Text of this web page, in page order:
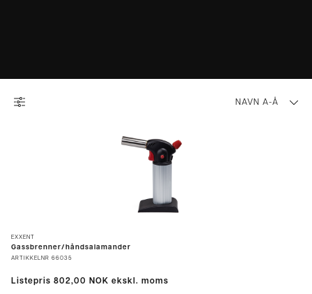
NAVN A-Å
EXXENT
Gassbrenner/håndsalamander
ARTIKKELNR 66035
Listepris 802,00 NOK ekskl. moms